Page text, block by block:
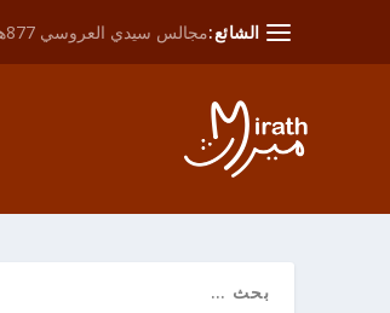
الشائع:مجالس سيدي العروسي 877هـ/م 1473